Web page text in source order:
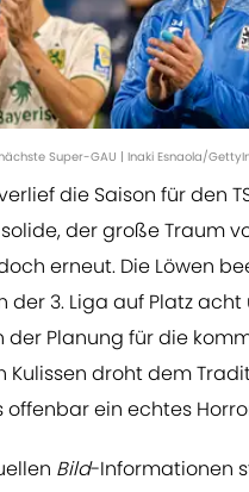
Super-GAU | Inaki Esnaola/
die Saison für den
der große Traum
erneut. Die Löwen
der 3. Liga auf Platz
der Planung für die
Kulissen droht dem
ein echtes
Bild-Informationen